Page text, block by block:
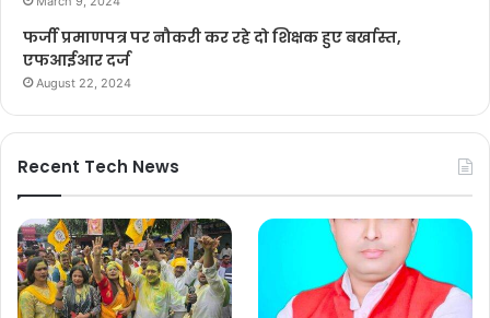
फर्जी प्रमाणपत्र पर नौकरी कर रहे दो शिक्षक हुए बर्खास्त,
एफआईआर दर्ज
August 22, 2024
Recent Tech News